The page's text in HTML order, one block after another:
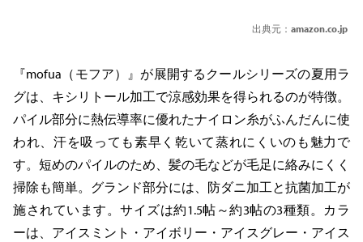
出典元： amazon.co.jp
『mofua（モフア）』が展開するクールシリーズの夏用ラ
グは、キシリトール加工で涼感効果を得られるのが特徴。
パイル部分に熱伝導率に優れたナイロン糸がふんだんに使
われ、汗を吸っても素早く乾いて蒸れにくいのも魅力で
す。短めのパイルのため、髪の毛などが毛足に絡みにくく
掃除も簡単。グランド部分には、防ダニ加工と抗菌加工が
施されています。サイズは約1.5帖～約3帖の3種類。カラ
ーは、アイスミント・アイボリー・アイスグレー・アイス